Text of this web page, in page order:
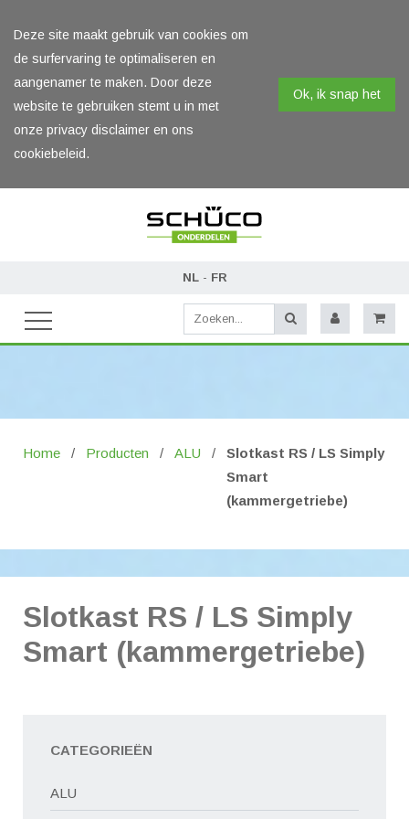
Deze site maakt gebruik van cookies om
de surfervaring te optimaliseren en
aangenamer te maken. Door deze
website te gebruiken stemt u in met
onze privacy disclaimer en ons
cookiebeleid.
Ok, ik snap het
NL- FR
Home / Producten / ALU / Slotkast RS / LS Simply
Smart
(kammergetriebe)
Slotkast RS / LS Simply
Smart (kammergetriebe)
CATEGORIEËN
ALU